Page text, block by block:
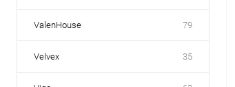
ValenHouse 79
Velvex 35